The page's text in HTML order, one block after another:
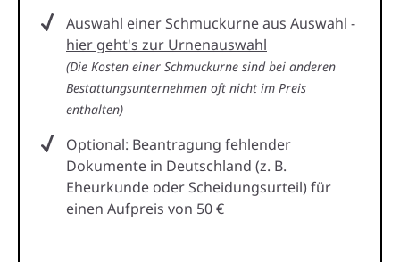
Auswahl einer Schmuckurne aus Auswahl -
hier geht's zur Urnenauswahl
(Die Kosten einer Schmuckurne sind bei anderen
Bestattungsunternehmen oft nicht im Preis
enthalten)
Optional: Beantragung fehlender
Dokumente in Deutschland (z. B.
Eheurkunde oder Scheidungsurteil) für
einen Aufpreis von 50 €